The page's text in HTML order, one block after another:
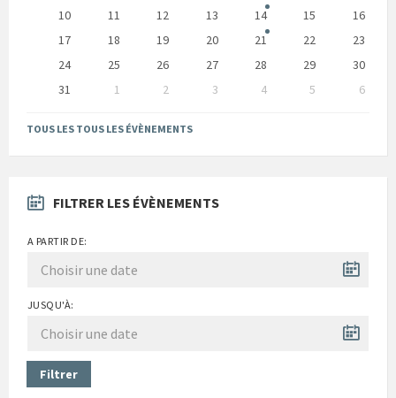
10
11 12 13 14 15
16
17
18 19 20 21 22
23
24
25 26 27 28 29
30
31
1 2 3 4 5
6
to
calendar
TOUS LES TOUS LES ÉVÈNEMENTS
FILTRER LES ÉVÈNEMENTS
A PARTIR DE:
JUSQU'À:
Filtrer